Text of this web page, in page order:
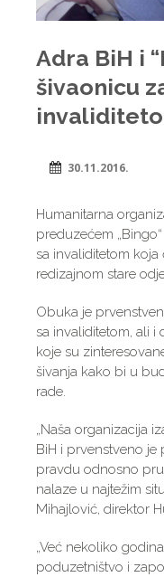
Adra BiH i
šivaonicu
30.11.2016.
Humanitarna
preduzećem
sa invaliditetom
redizajnom stare
Obuka je
sa invaliditetom, ali
koje su
šivanja kako bi u
rade.
„Naša organizacija
BiH i prvenstveno
pravdu odnosno
nalaze u najtežim
Mihajlović, direktor
„Već nekoliko
poduzetništvo i